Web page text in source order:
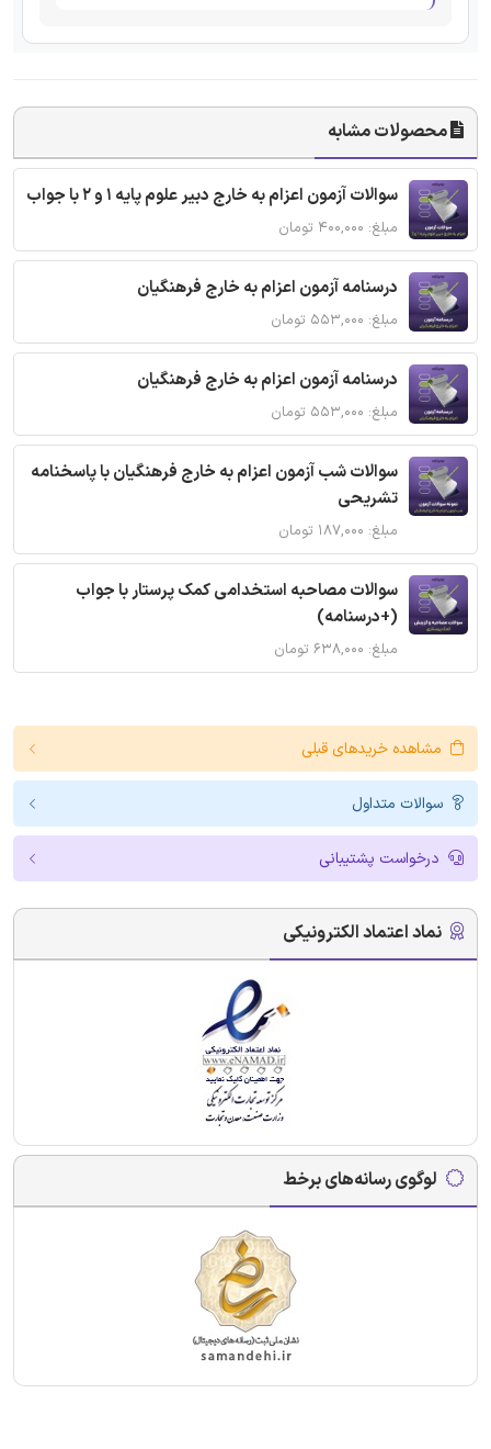
محصولات مشابه
سوالات آزمون اعزام به خارج دبیر علوم پایه 1 و 2 با جواب
مبلغ: ۴۰۰,۰۰۰ تومان
درسنامه آزمون اعزام به خارج فرهنگیان
مبلغ: ۵۵۳,۰۰۰ تومان
درسنامه آزمون اعزام به خارج فرهنگیان
مبلغ: ۵۵۳,۰۰۰ تومان
سوالات شب آزمون اعزام به خارج فرهنگیان با پاسخنامه
تشریحی
مبلغ: ۱۸۷,۰۰۰ تومان
سوالات مصاحبه استخدامی کمک پرستار با جواب
(+درسنامه)
مبلغ: ۶۳۸,۰۰۰ تومان
مشاهده خریدهای قبلی
سوالات متداول
درخواست پشتیبانی
نماد اعتماد الکترونیکی
لوگوی رسانه‌های برخط